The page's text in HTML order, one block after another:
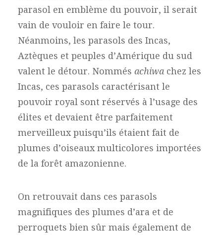
parasol en emblème du pouvoir, il serait
vain de vouloir en faire le tour.
Néanmoins, les parasols des Incas,
Aztèques et peuples d’Amérique du sud
valent le détour. Nommés achiwa chez les
Incas, ces parasols caractérisant le
pouvoir royal sont réservés à l’usage des
élites et devaient être parfaitement
merveilleux puisqu’ils étaient fait de
plumes d’oiseaux multicolores importées
de la forêt amazonienne.
On retrouvait dans ces parasols
magnifiques des plumes d’ara et de
perroquets bien sûr mais également de